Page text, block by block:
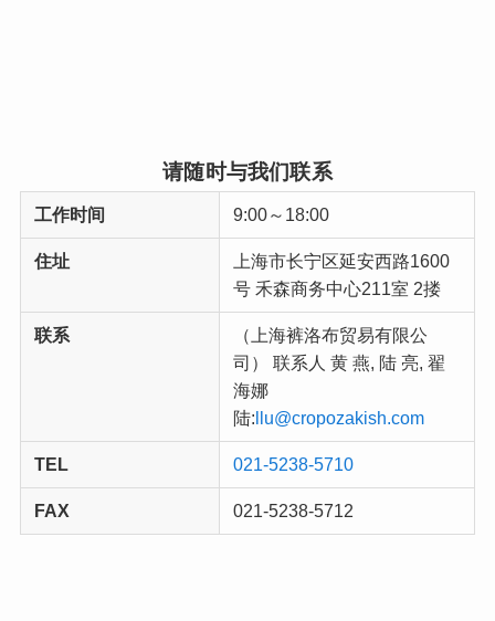
请随时与我们联系
工作时间 9:00～18:00
住址
上海市长宁区延安西路1600
号 禾森商务中心211室 2搂
联系
（上海裤洛布贸易有限公
司） 联系人 黄 燕, 陆 亮, 翟
海娜
陆:llu@cropozakish.com
TEL 021-5238-5710
FAX 021-5238-5712